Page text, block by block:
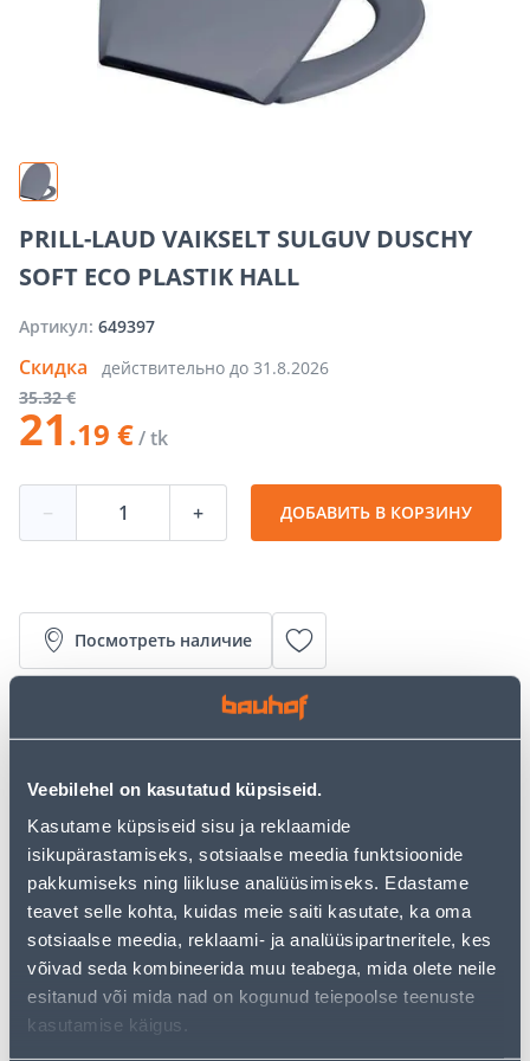
Veebilehel on kasutatud küpsiseid.
Kasutame küpsiseid sisu ja reklaamide
isikupärastamiseks, sotsiaalse meedia funktsioonide
pakkumiseks ning liikluse analüüsimiseks. Edastame
teavet selle kohta, kuidas meie saiti kasutate, ka oma
sotsiaalse meedia, reklaami- ja analüüsipartneritele, kes
võivad seda kombineerida muu teabega, mida olete neile
esitanud või mida nad on kogunud teiepoolse teenuste
kasutamise käigus.
PRILL-LAUD VAIKSELT SULGUV DUSCHY
SOFT ECO PLASTIK HALL
Артикул: 649397
Скидка действительно до 31.8.2026
35.32 €
21 .19 €/ tk
− + ДОБАВИТЬ В КОРЗИНУ
Посмотреть наличие
• Vaikselt sulguv prill-laud.
• Hügieeniline, lihtne paigaldada ja puhastada.
• Reguleeritavad kinnitused 90-190 mm.
• 14 päevane taganemisõigus ei laiene antud
tootele, sest kuulub sanitaar- ja hügieenitoodete
hulka ning seda ei vahetata ega tagastata.
Предполагаемая доставка 4,19 € от 2-5 tööpäeva
Посылочный автомат от 2,29 € с 2-5 tööpäeva